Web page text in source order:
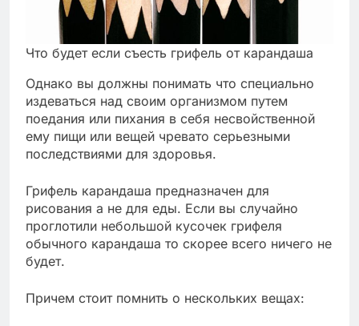
Что будет если съесть грифель от карандаша
Однако вы должны понимать что специально
издеваться над своим организмом путем
поедания или пихания в себя несвойственной
ему пищи или вещей чревато серьезными
последствиями для здоровья.
Грифель карандаша предназначен для
рисования а не для еды. Если вы случайно
проглотили небольшой кусочек грифеля
обычного карандаша то скорее всего ничего не
будет.
Причем стоит помнить о нескольких вещах: